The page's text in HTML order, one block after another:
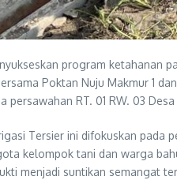
program ketahanan
Poktan Nuju Makmur 1
persawahan RT. 01 RW. 03
Tersier ini difokuskan pada
kelompok tani dan warga
menjadi suntikan semangat